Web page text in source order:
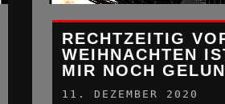
RECHTZEITIG
WEIHNACHTEN
MIR NOCH
11. DEZEMBER 2020